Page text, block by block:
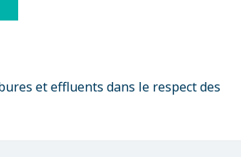
et effluents dans le respect des